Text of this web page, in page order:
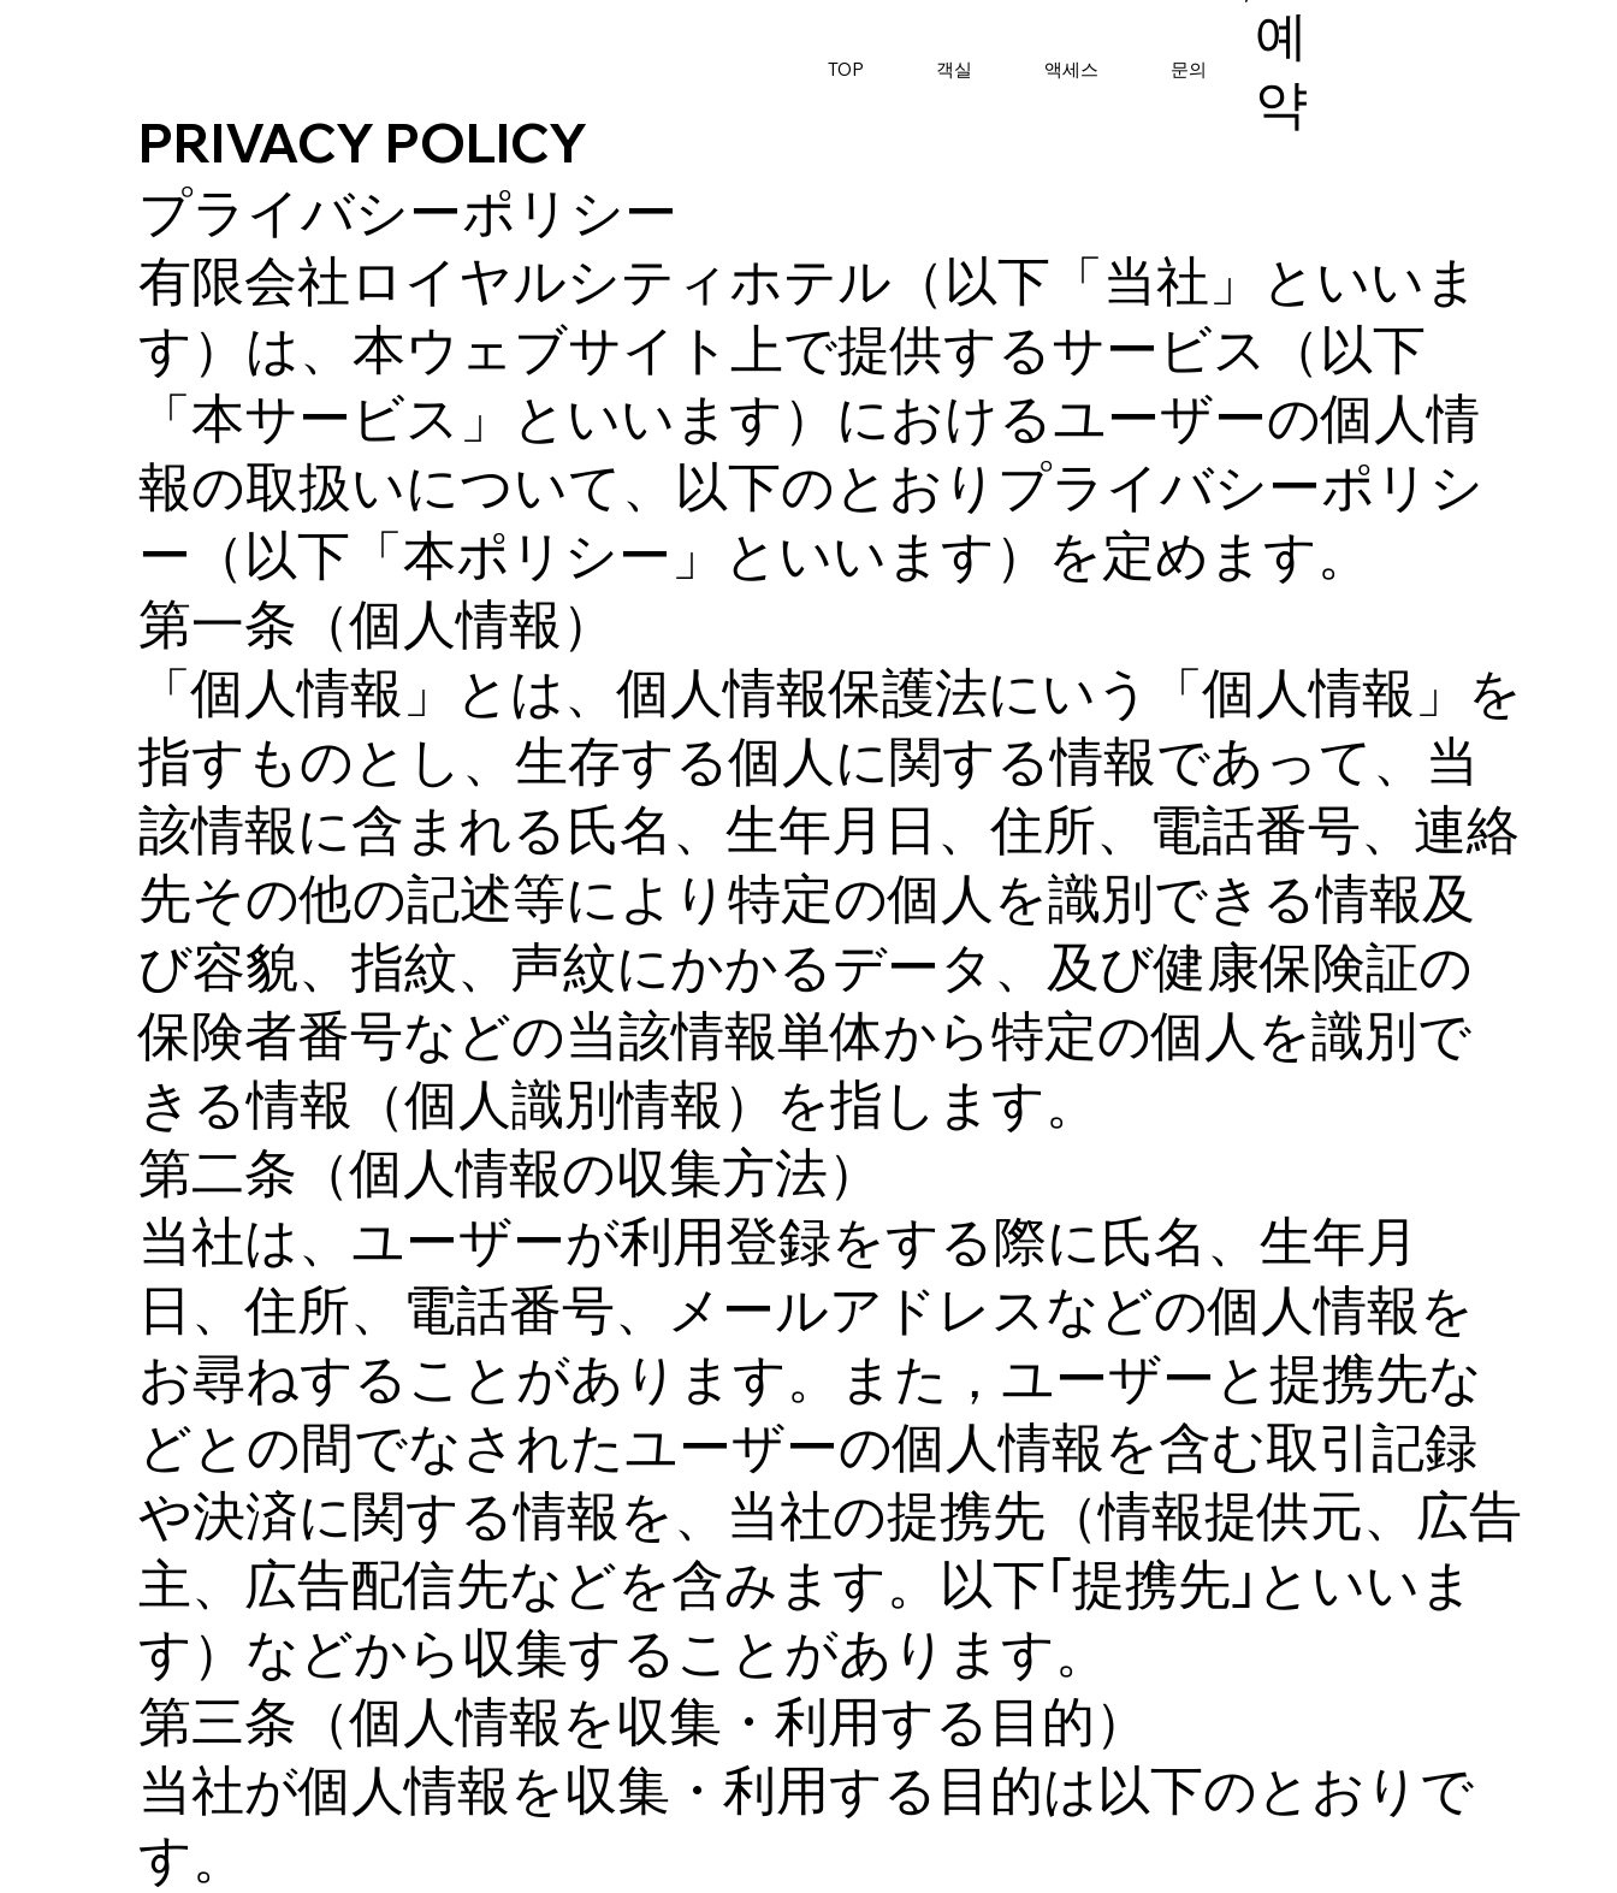
TOP 객실 액세스 문의
예
약
PRIVACY POLICY
プライバシーポリシー
有限会社ロイヤルシティホテル（以下「当社」といいま
す）は、本ウェブサイト上で提供するサービス（以下
「本サービス」といいます）におけるユーザーの個人情
報の取扱いについて、以下のとおりプライバシーポリシ
ー（以下「本ポリシー」といいます）を定めます。
第一条（個人情報）
「個人情報」とは、個人情報保護法にいう「個人情報」を
指すものとし、生存する個人に関する情報であって、当
該情報に含まれる氏名、生年月日、住所、電話番号、連絡
先その他の記述等により特定の個人を識別できる情報及
び容貌、指紋、声紋にかかるデータ、及び健康保険証の
保険者番号などの当該情報単体から特定の個人を識別で
きる情報（個人識別情報）を指します。
第二条（個人情報の収集方法）
当社は、ユーザーが利用登録をする際に氏名、生年月
日、住所、電話番号、メールアドレスなどの個人情報を
お尋ねすることがあります。また，ユーザーと提携先な
どとの間でなされたユーザーの個人情報を含む取引記録
や決済に関する情報を、当社の提携先（情報提供元、広告
主、広告配信先などを含みます。以下｢提携先｣といいま
す）などから収集することがあります。
第三条（個人情報を収集・利用する目的）
当社が個人情報を収集・利用する目的は以下のとおりで
す。